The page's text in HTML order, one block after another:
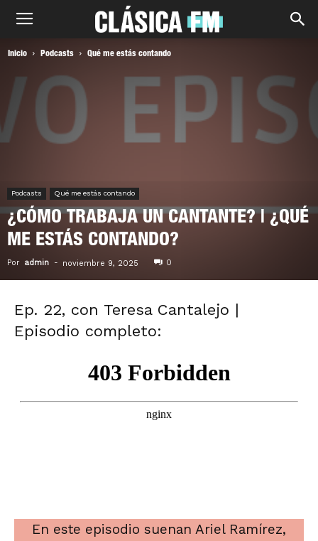
Inicio Podcasts Qué me estás contando
Podcasts Qué me estás contando
¿CÓMO TRABAJA UN CANTANTE? | ¿QUÉ
ME ESTÁS CONTANDO?
Por admin - noviembre 9, 2025 0
Ep. 22, con Teresa Cantalejo |
Episodio completo:
En este episodio suenan Ariel Ramírez,